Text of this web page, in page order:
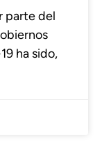
parte del
ha sido,